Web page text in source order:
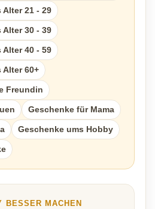
21 - 29
30 - 39
40 - 59
Alter 60+
Freundin
Geschenke für Mama
Geschenke ums Hobby
BESSER MACHEN